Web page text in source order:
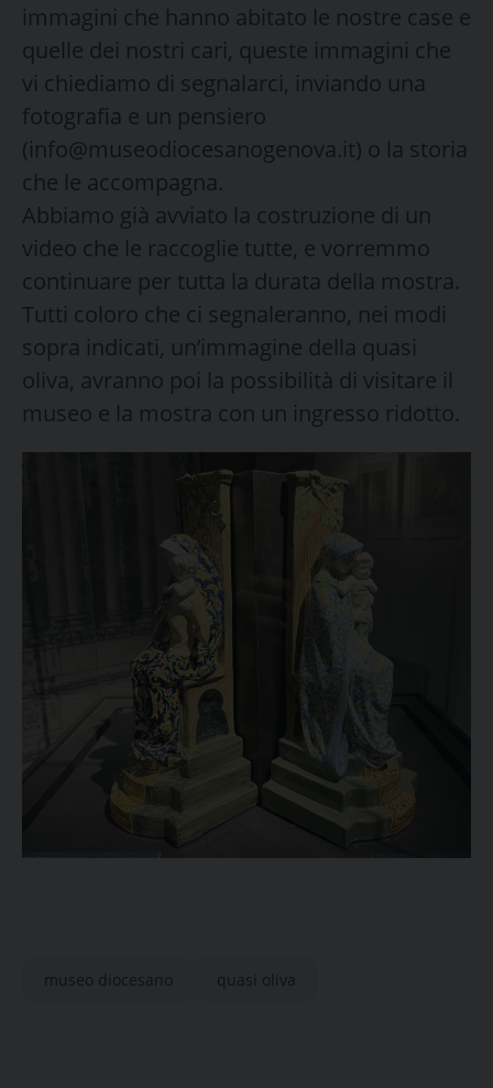
immagini che hanno abitato le nostre case e
quelle dei nostri cari, queste immagini che
vi chiediamo di segnalarci, inviando una
fotografia e un pensiero
(info@museodiocesanogenova.it) o la storia
che le accompagna.
Abbiamo già avviato la costruzione di un
video che le raccoglie tutte, e vorremmo
continuare per tutta la durata della mostra.
Tutti coloro che ci segnaleranno, nei modi
sopra indicati, un’immagine della quasi
oliva, avranno poi la possibilità di visitare il
museo e la mostra con un ingresso ridotto.
museo diocesano quasi oliva